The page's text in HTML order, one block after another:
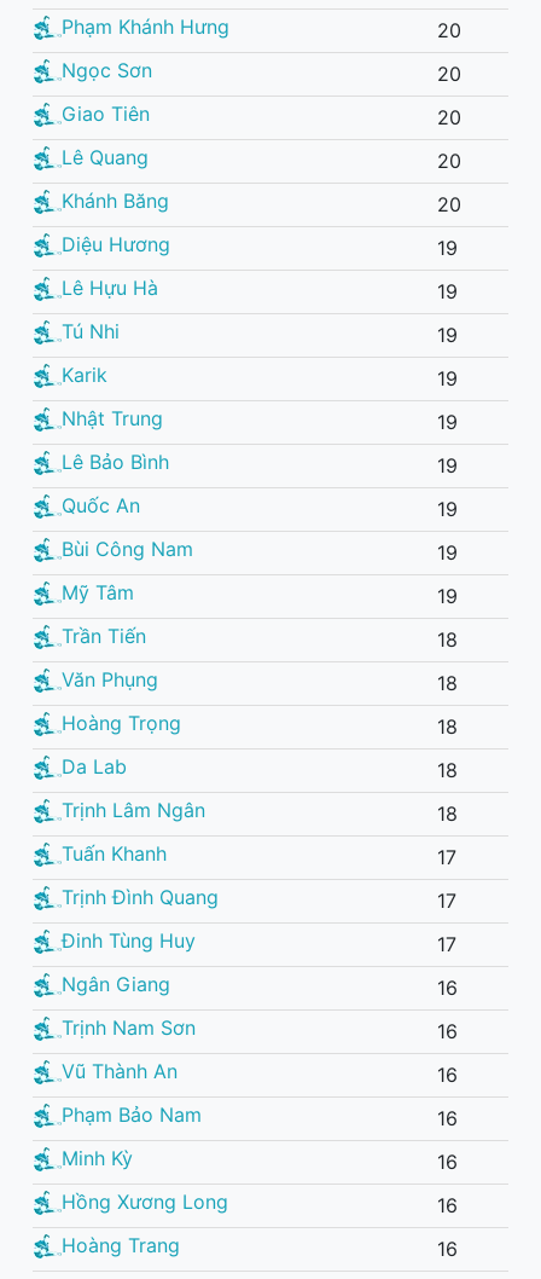
Phạm Khánh Hưng
20
Ngọc Sơn
20
Giao Tiên
20
Lê Quang
20
Khánh Băng
20
Diệu Hương
19
Lê Hựu Hà
19
Tú Nhi
19
Karik
19
Nhật Trung
19
Lê Bảo Bình
19
Quốc An
19
Bùi Công Nam
19
Mỹ Tâm
19
Trần Tiến
18
Văn Phụng
18
Hoàng Trọng
18
Da Lab
18
Trịnh Lâm Ngân
18
Tuấn Khanh
17
Trịnh Đình Quang
17
Đinh Tùng Huy
17
Ngân Giang
16
Trịnh Nam Sơn
16
Vũ Thành An
16
Phạm Bảo Nam
16
Minh Kỳ
16
Hồng Xương Long
16
Hoàng Trang
16